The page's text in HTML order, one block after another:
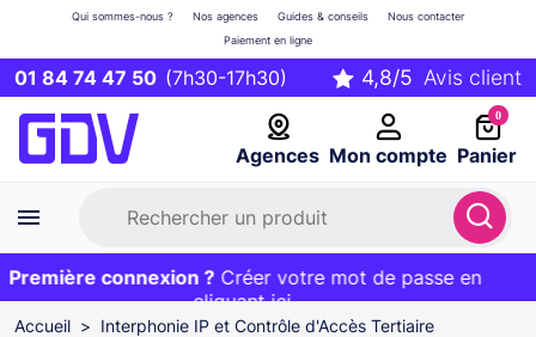
01 84 74 47 50 (7h30-17h30)
Agences Mon compte
Qui sommes-nous ? Nos agences Guides & conseils
Nous contacter
Paiement en ligne
0
Panier
Première commande ?20€ OFFERT sur votre panier
et livraison 24/48h gratuite avec le codeBIENVENUE
connexion ? Créer votre mot de passe en
cliquant ici
EXCLU WEB :
Accueil Interphonie IP et Contrôle d'Accès Tertiaire